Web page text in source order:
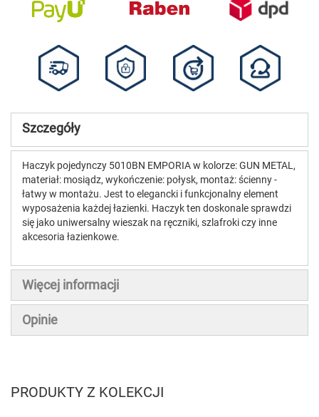
Szczegóły
Haczyk pojedynczy 5010BN EMPORIA w kolorze: GUN METAL,
materiał: mosiądz, wykończenie: połysk, montaż: ścienny -
łatwy w montażu. Jest to elegancki i funkcjonalny element
wyposażenia każdej łazienki. Haczyk ten doskonale sprawdzi
się jako uniwersalny wieszak na ręczniki, szlafroki czy inne
akcesoria łazienkowe.
Więcej informacji
Opinie
PRODUKTY Z KOLEKCJI